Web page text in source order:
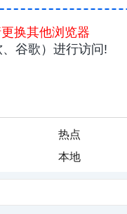
热点
本地